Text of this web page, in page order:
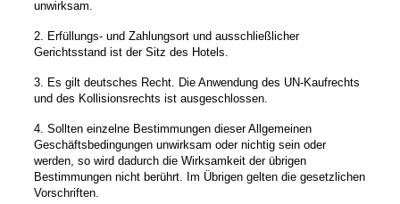
unwirksam.
2. Erfüllungs- und Zahlungsort und ausschließlicher
Gerichtsstand ist der Sitz des Hotels.
3. Es gilt deutsches Recht. Die Anwendung des UN-Kaufrechts
und des Kollisionsrechts ist ausgeschlossen.
4. Sollten einzelne Bestimmungen dieser Allgemeinen
Geschäftsbedingungen unwirksam oder nichtig sein oder
werden, so wird dadurch die Wirksamkeit der übrigen
Bestimmungen nicht berührt. Im Übrigen gelten die gesetzlichen
Vorschriften.